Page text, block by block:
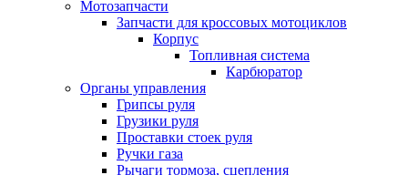
Мотозапчасти
Запчасти для кроссовых мотоциклов
Корпус
Топливная система
Карбюратор
Органы управления
Грипсы руля
Грузики руля
Проставки стоек руля
Ручки газа
Рычаги тормоза, сцепления